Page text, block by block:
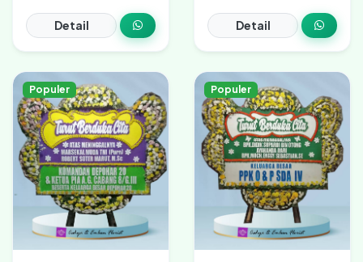
Detail Detail
Populer Populer